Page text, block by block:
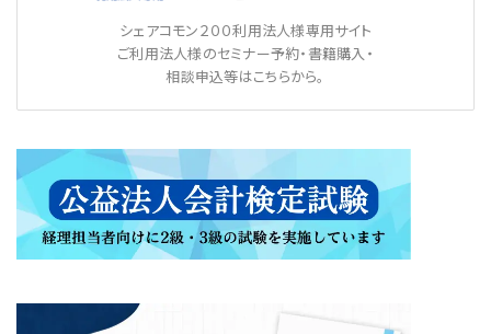
シェアコモン２００利用法人様専用サイト
ご利用法人様のセミナー予約・書籍購入・
相談申込等はこちらから。